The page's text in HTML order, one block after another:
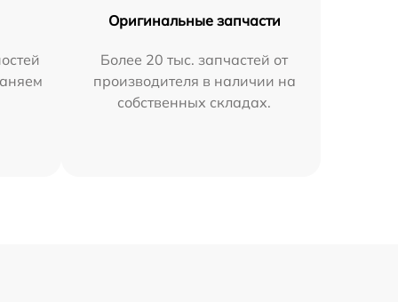
Оригинальные запчасти
Более 20 тыс. запчастей от
производителя в наличии на
собственных складах.